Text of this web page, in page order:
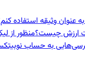
عنوان وثیقه استفاده
ارزش چیست؟منظور از
به حساب